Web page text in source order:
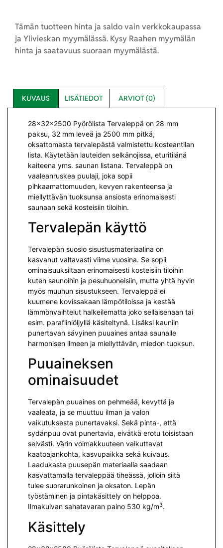
Tämän tuotteen hinta ja saldo vain verkkokaupassa
ja Ylivieskan myymälässä. Kysy Raahen myymälän
hinta ja saatavuus suoraan myymälästä.
KUVAUS LISÄTIEDOT ARVIOT (0)
28x32x2500 Pyörölista Tervaleppä on 28 mm
paksu, 32 mm leveä ja 2500 mm pitkä,
oksattomasta tervalepästä valmistettu kosteantilan
lista. Käytetään lauteiden selkänojissa, eturitilänä
kaiteena yms. saunan listana. Tervaleppä on
vaaleanruskea puulaji, joka sopii
pihkaamattomuuden, kevyen rakenteensa ja
miellyttävän tuoksunsa ansiosta erinomaisesti
saunaan sekä kosteisiin tiloihin.
Tervalepän käyttö
Tervalepän suosio sisustusmateriaalina on
kasvanut valtavasti viime vuosina. Se sopii
ominaisuuksiltaan erinomaisesti kosteisiin tiloihin
kuten saunoihin ja pesuhuoneisiin, mutta yhtä hyvin
myös muuhun sisustukseen. Tervaleppä ei
kuumene kovissakaan lämpötiloissa ja kestää
lämmönvaihtelut halkeilematta joko sellaisenaan tai
esim. parafiiniöljyllä käsiteltynä. Lisäksi kauniin
punertavan sävyinen puuaines antaa saunalle
harmonisen ilmeen ja miellyttävän, miedon tuoksun.
Puuaineksen
ominaisuudet
Tervalepän puuaines on pehmeää, kevyttä ja
vaaleata, ja se muuttuu ilman ja valon
vaikutuksesta punertavaksi. Sekä pinta-, että
sydänpuu ovat punertavia, eivätkä erotu toisistaan
selvästi. Värin voimakkuuteen vaikuttavat
kaatoajankohta, kasvupaikka sekä kuivaus.
Laadukasta puusepän materiaalia saadaan
kasvattamalla tervaleppää tiheässä, jolloin siitä
tulee suorarunkoinen ja oksaton. Lepän
työstäminen ja pintakäsittely on helppoa.
Ilmakuivan sahatavaran paino 530 kg/m3.
Käsittely